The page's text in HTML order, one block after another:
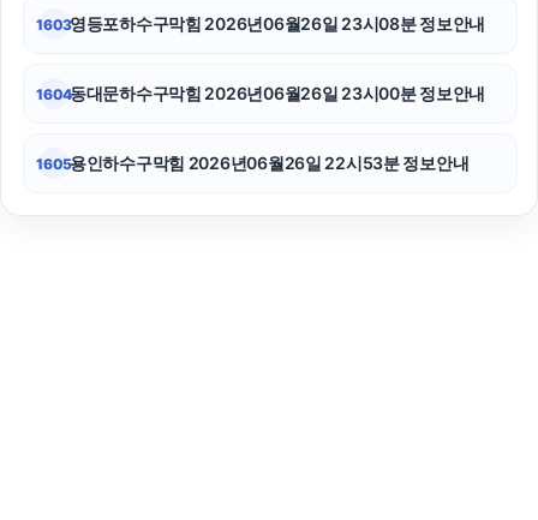
1603영등포하수구막힘 2026년06월26일 23시08분 정보안내
1604동대문하수구막힘 2026년06월26일 23시00분 정보안내
1605용인하수구막힘 2026년06월26일 22시53분 정보안내